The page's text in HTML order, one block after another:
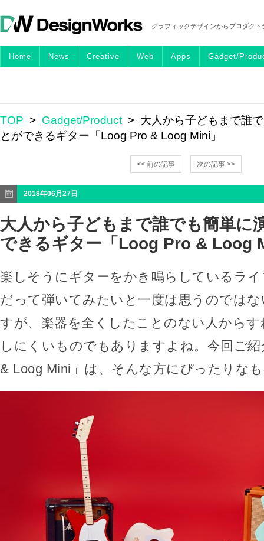
グラフィックデザインからプロダク
Home News Creative Web Apps Gadget/
TOP > Gadget/Product > 大人から子どもまで誰
とができるギター「Loog Pro & Loog Mini」
<< 前の記事 次の記事 >>
2018年06月27日
大人から子どもまで誰でも簡単に
できるギター「Loog Pro & Loog
楽しそうにギターをかき鳴らしているラ
だって弾いてみたいと一度は思うのでは
すが、楽器を全くしたことのない人から
しにくいものでもありますよね。今回ご
& Loog Mini」は、そんな方にぴったりな